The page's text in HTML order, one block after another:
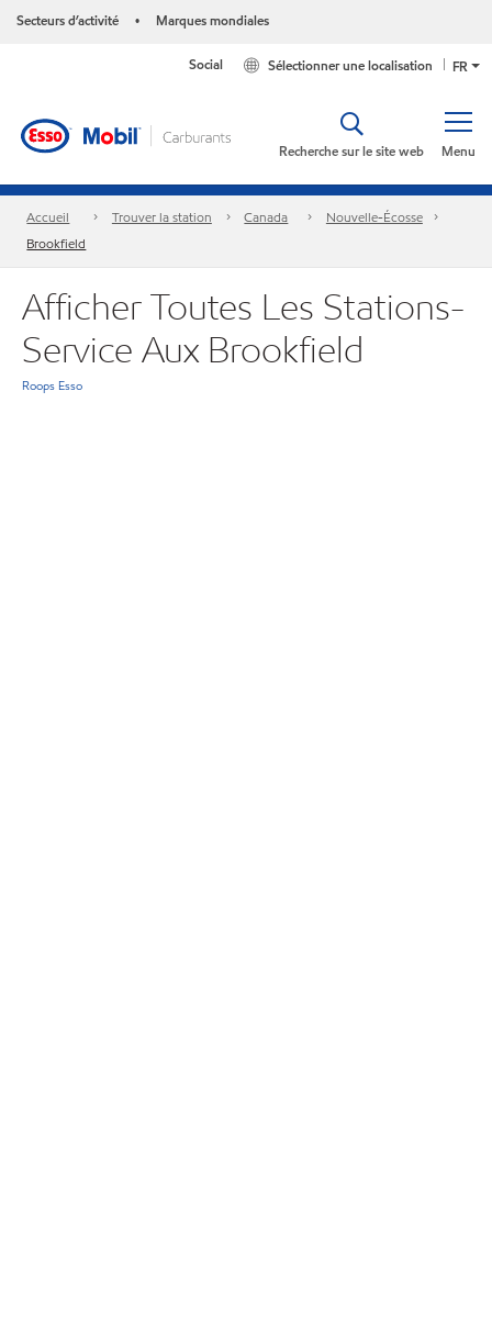
Secteurs d’activité • Marques mondiales
FR
Sélectionner une localisation
Social
Menu
Recherche sur le site web
Accueil Trouver la station Canada
Nouvelle-Écosse
Brookfield
Afficher Toutes Les Stations-
Service Aux Brookfield
Roops Esso